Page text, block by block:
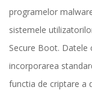
programelor
sistemele
Secure Boot.
incorporarea
functia de criptare a